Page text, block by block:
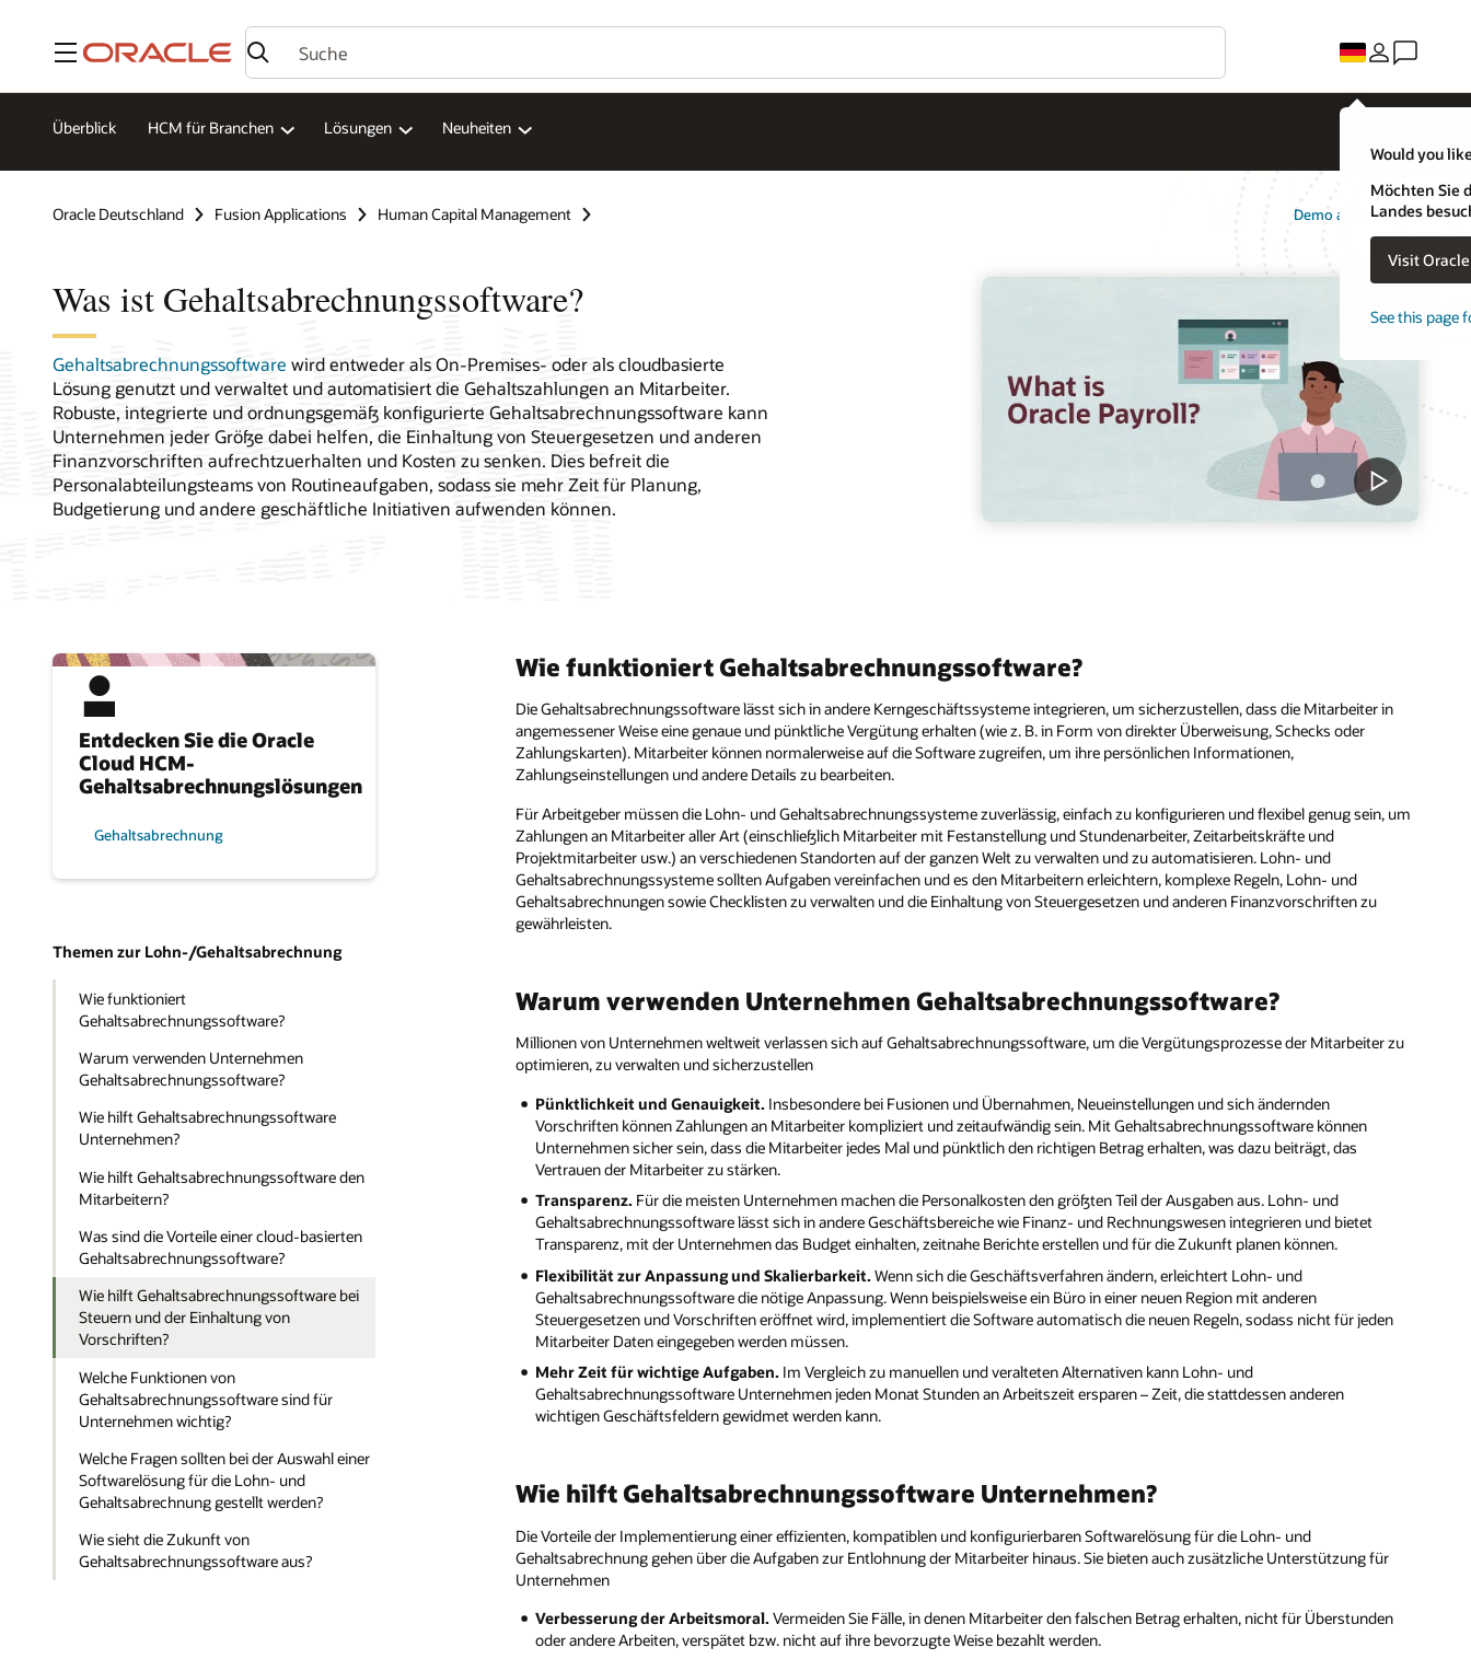
Menü
Would you
Möchten Sie
Landes
Visit
See this page
Überblick HCM für Branchen Lösungen Neuheiten
Oracle Deutschland Fusion Applications Human Capital Management Demo anfordern
Was ist Gehaltsabrechnungssoftware?
Gehaltsabrechnungssoftware wird entweder als On-Premises- oder als cloudbasierte
Lösung genutzt und verwaltet und automatisiert die Gehaltszahlungen an Mitarbeiter.
Robuste, integrierte und ordnungsgemäß konfigurierte Gehaltsabrechnungssoftware kann
Unternehmen jeder Größe dabei helfen, die Einhaltung von Steuergesetzen und anderen
Finanzvorschriften aufrechtzuerhalten und Kosten zu senken. Dies befreit die
Personalabteilungsteams von Routineaufgaben, sodass sie mehr Zeit für Planung,
Budgetierung und andere geschäftliche Initiativen aufwenden können.
Entdecken Sie die Oracle
Cloud HCM-
Gehaltsabrechnungslösungen
Gehaltsabrechnung
Themen zur Lohn-/Gehaltsabrechnung
Wie funktioniert
Gehaltsabrechnungssoftware?
Warum verwenden Unternehmen
Gehaltsabrechnungssoftware?
Wie hilft Gehaltsabrechnungssoftware
Unternehmen?
Wie hilft Gehaltsabrechnungssoftware den
Mitarbeitern?
Was sind die Vorteile einer cloud-basierten
Gehaltsabrechnungssoftware?
Wie hilft Gehaltsabrechnungssoftware bei
Steuern und der Einhaltung von
Vorschriften?
Welche Funktionen von
Gehaltsabrechnungssoftware sind für
Unternehmen wichtig?
Welche Fragen sollten bei der Auswahl einer
Softwarelösung für die Lohn- und
Gehaltsabrechnung gestellt werden?
Wie sieht die Zukunft von
Gehaltsabrechnungssoftware aus?
Wie funktioniert Gehaltsabrechnungssoftware?
Die Gehaltsabrechnungssoftware lässt sich in andere Kerngeschäftssysteme integrieren, um sicherzustellen, dass die Mitarbeiter in
angemessener Weise eine genaue und pünktliche Vergütung erhalten (wie z. B. in Form von direkter Überweisung, Schecks oder
Zahlungskarten). Mitarbeiter können normalerweise auf die Software zugreifen, um ihre persönlichen Informationen,
Zahlungseinstellungen und andere Details zu bearbeiten.
Für Arbeitgeber müssen die Lohn- und Gehaltsabrechnungssysteme zuverlässig, einfach zu konfigurieren und flexibel genug sein, um
Zahlungen an Mitarbeiter aller Art (einschließlich Mitarbeiter mit Festanstellung und Stundenarbeiter, Zeitarbeitskräfte und
Projektmitarbeiter usw.) an verschiedenen Standorten auf der ganzen Welt zu verwalten und zu automatisieren. Lohn- und
Gehaltsabrechnungssysteme sollten Aufgaben vereinfachen und es den Mitarbeitern erleichtern, komplexe Regeln, Lohn- und
Gehaltsabrechnungen sowie Checklisten zu verwalten und die Einhaltung von Steuergesetzen und anderen Finanzvorschriften zu
gewährleisten.
Warum verwenden Unternehmen Gehaltsabrechnungssoftware?
Millionen von Unternehmen weltweit verlassen sich auf Gehaltsabrechnungssoftware, um die Vergütungsprozesse der Mitarbeiter zu
optimieren, zu verwalten und sicherzustellen
Pünktlichkeit und Genauigkeit. Insbesondere bei Fusionen und Übernahmen, Neueinstellungen und sich ändernden
Vorschriften können Zahlungen an Mitarbeiter kompliziert und zeitaufwändig sein. Mit Gehaltsabrechnungssoftware können
Unternehmen sicher sein, dass die Mitarbeiter jedes Mal und pünktlich den richtigen Betrag erhalten, was dazu beiträgt, das
Vertrauen der Mitarbeiter zu stärken.
Transparenz. Für die meisten Unternehmen machen die Personalkosten den größten Teil der Ausgaben aus. Lohn- und
Gehaltsabrechnungssoftware lässt sich in andere Geschäftsbereiche wie Finanz- und Rechnungswesen integrieren und bietet
Transparenz, mit der Unternehmen das Budget einhalten, zeitnahe Berichte erstellen und für die Zukunft planen können.
Flexibilität zur Anpassung und Skalierbarkeit. Wenn sich die Geschäftsverfahren ändern, erleichtert Lohn- und
Gehaltsabrechnungssoftware die nötige Anpassung. Wenn beispielsweise ein Büro in einer neuen Region mit anderen
Steuergesetzen und Vorschriften eröffnet wird, implementiert die Software automatisch die neuen Regeln, sodass nicht für jeden
Mitarbeiter Daten eingegeben werden müssen.
Mehr Zeit für wichtige Aufgaben. Im Vergleich zu manuellen und veralteten Alternativen kann Lohn- und
Gehaltsabrechnungssoftware Unternehmen jeden Monat Stunden an Arbeitszeit ersparen – Zeit, die stattdessen anderen
wichtigen Geschäftsfeldern gewidmet werden kann.
Wie hilft Gehaltsabrechnungssoftware Unternehmen?
Die Vorteile der Implementierung einer effizienten, kompatiblen und konfigurierbaren Softwarelösung für die Lohn- und
Gehaltsabrechnung gehen über die Aufgaben zur Entlohnung der Mitarbeiter hinaus. Sie bieten auch zusätzliche Unterstützung für
Unternehmen
Verbesserung der Arbeitsmoral. Vermeiden Sie Fälle, in denen Mitarbeiter den falschen Betrag erhalten, nicht für Überstunden
oder andere Arbeiten, verspätet bzw. nicht auf ihre bevorzugte Weise bezahlt werden.